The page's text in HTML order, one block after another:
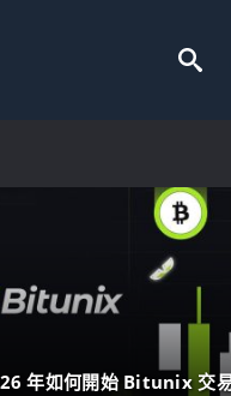
年如何開始 Bitunix 交